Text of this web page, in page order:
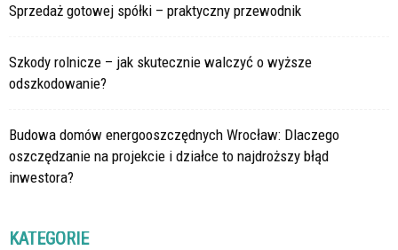
Sprzedaż gotowej spółki – praktyczny przewodnik
Szkody rolnicze – jak skutecznie walczyć o wyższe
odszkodowanie?
Budowa domów energooszczędnych Wrocław: Dlaczego
oszczędzanie na projekcie i działce to najdroższy błąd
inwestora?
KATEGORIE